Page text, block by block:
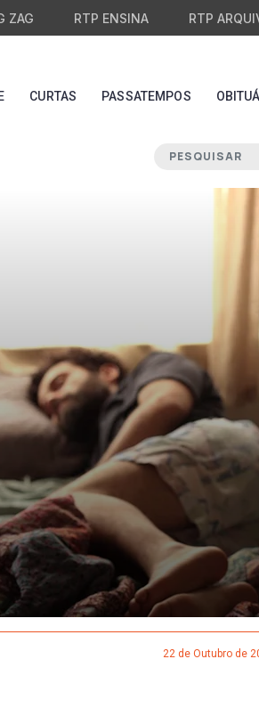
ZAG RTP ENSINA RTP
CURTAS PASSATEMPOS
22 de Outubro de